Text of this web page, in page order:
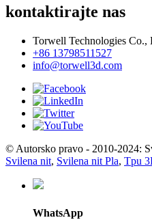
kontaktirajte nas
Torwell Technologies Co.,
+86 13798511527
info@torwell3d.com
© Autorsko pravo - 2010-2024:
Svilena nit, Svilena nit Pla, Tpu
WhatsApp